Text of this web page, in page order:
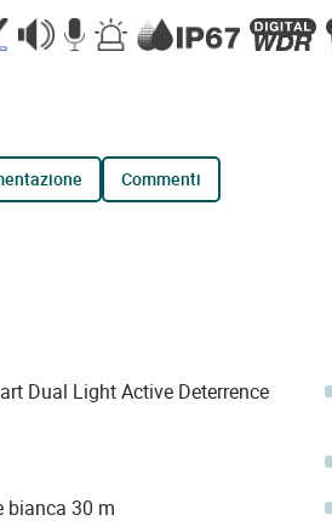
commenti
Dual Light Active Deterrence
bianca 30 m